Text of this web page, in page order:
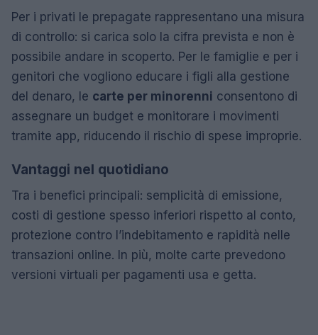
Per i privati le prepagate rappresentano una misura
di controllo: si carica solo la cifra prevista e non è
possibile andare in scoperto. Per le famiglie e per i
genitori che vogliono educare i figli alla gestione
del denaro, le carte per minorenni consentono di
assegnare un budget e monitorare i movimenti
tramite app, riducendo il rischio di spese improprie.
Vantaggi nel quotidiano
Tra i benefici principali: semplicità di emissione,
costi di gestione spesso inferiori rispetto al conto,
protezione contro l’indebitamento e rapidità nelle
transazioni online. In più, molte carte prevedono
versioni virtuali per pagamenti usa e getta.